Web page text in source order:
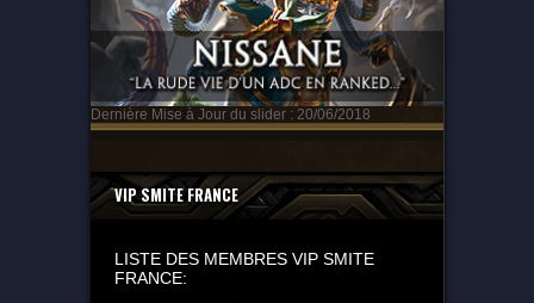
Dernière Mise à Jour du slider : 20/06/2018
VIP SMITE FRANCE
LISTE DES MEMBRES VIP SMITE
FRANCE: